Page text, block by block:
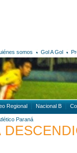
somos Gol A Gol
Regional Nacional B
Paraná